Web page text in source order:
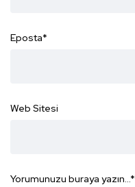
Eposta*
Web Sitesi
Yorumunuzu buraya yazın...*